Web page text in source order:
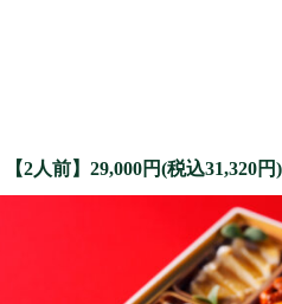
【2人前】29,000円(税込31,320円)